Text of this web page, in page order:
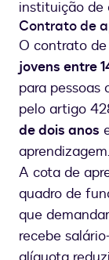
instituição de
Contrato de
O contrato
jovens entre
para pessoas
pelo artigo
de dois anos
aprendizagem.
A cota de
quadro de
que
recebe